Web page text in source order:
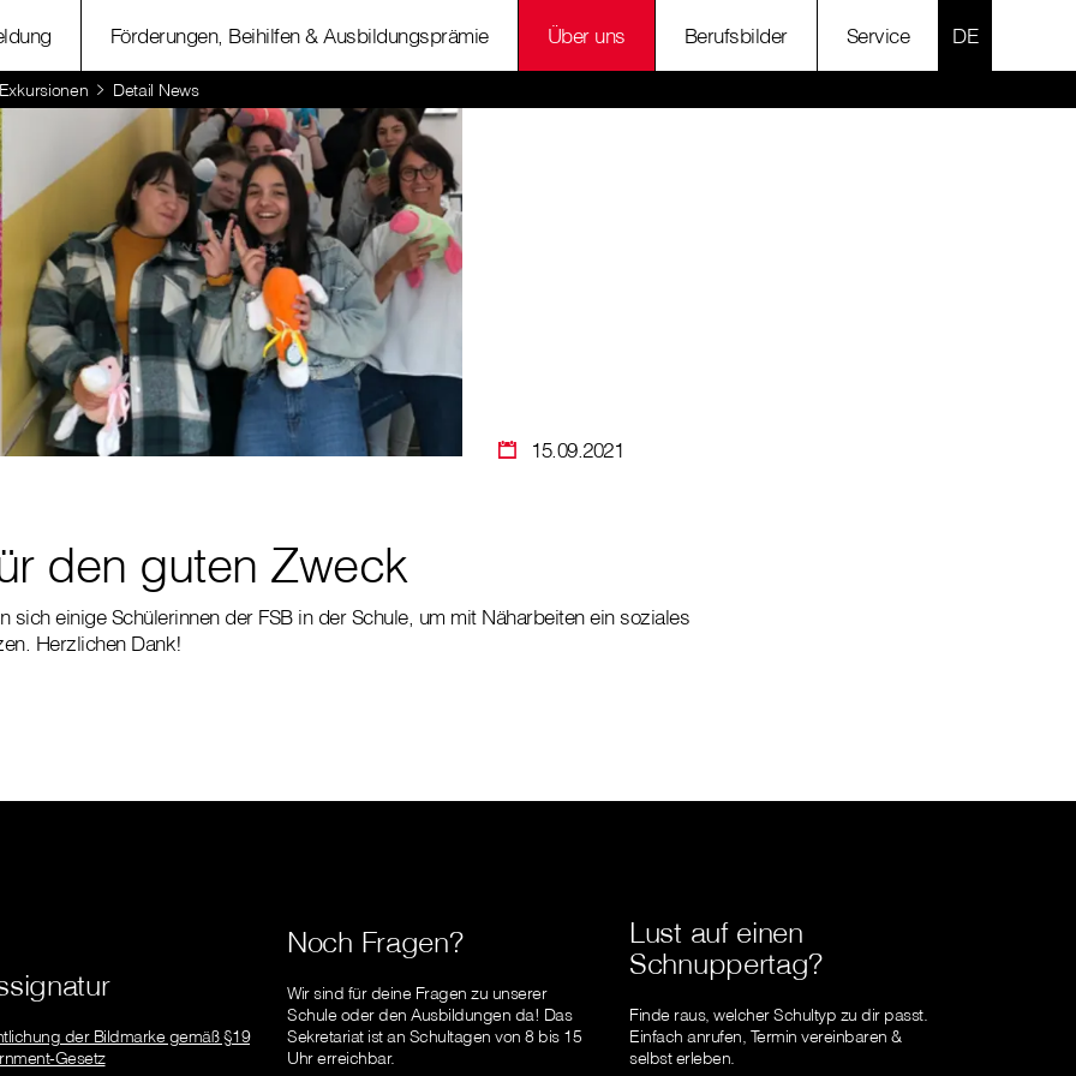
Förderungen, Beihilfen & Ausbildungsprämie Über uns Berufsbilder Service SPRACHE
Detail News
15.09.2021
den guten Zweck
sich einige Schülerinnen der FSB in der Schule, um mit Näharbeiten ein soziales
Herzlichen Dank!
der Bildmarke gemäß §19
Gesetz
Noch Fragen?
Wir sind für deine Fragen zu unserer
Schule oder den Ausbildungen da! Das
Sekretariat ist an Schultagen von 8 bis 15
Uhr erreichbar.
Lust auf einen
Schnuppertag?
Finde raus, welcher Schultyp zu dir passt.
Einfach anrufen, Termin vereinbaren &
selbst erleben.